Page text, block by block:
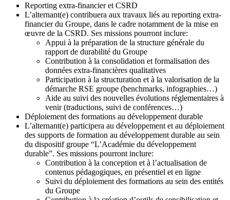
Reporting extra-financier et CSRD
L’alternant(e) contribuera aux travaux liés au reporting extra-
financier du Groupe, dans le cadre notamment de la mise en
œuvre de la CSRD. Ses missions pourront inclure:
Appui à la préparation de la structure générale du
rapport de durabilité du Groupe
Contribution à la consolidation et formalisation des
données extra-financières qualitatives
Participation à la structuration et à la valorisation de la
démarche RSE groupe (benchmarks, infographies…)
Aide au suivi des nouvelles évolutions réglementaires à
venir (traductions, suivi de conférences…)
Déploiement des formations au développement durable
L’alternant(e) participera au développement et au déploiement
des supports de formation au développement durable au sein
du dispositif groupe “L’Académie du développement
durable”. Ses missions pourront inclure:
Contribution à la conception et à l’actualisation de
contenus pédagogiques, en présentiel et en ligne
Suivi du déploiement des formations au sein des entités
du Groupe